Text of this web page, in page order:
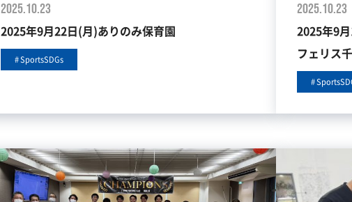
2025.10.23
2025年9月22日(月)ありのみ保育園
SportsSDGs
2025.10.23
2025年9
フェリス